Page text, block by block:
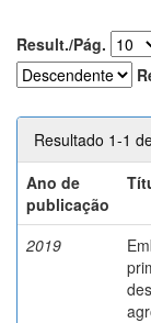
Result./Pág.
Resultado 1-1
Ano de
publicação
2019